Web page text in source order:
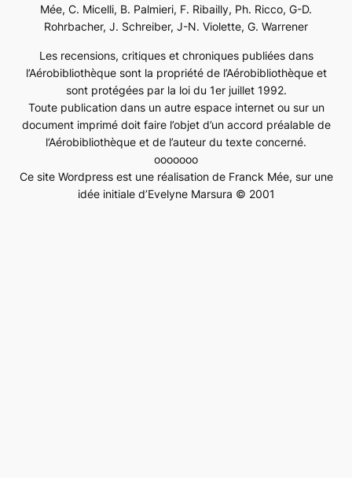
Mée, C. Micelli, B. Palmieri, F. Ribailly, Ph. Ricco, G-D.
Rohrbacher, J. Schreiber, J-N. Violette, G. Warrener
Les recensions, critiques et chroniques publiées dans
l’Aérobibliothèque sont la propriété de l’Aérobibliothèque et
sont protégées par la loi du 1er juillet 1992.
Toute publication dans un autre espace internet ou sur un
document imprimé doit faire l’objet d’un accord préalable de
l’Aérobibliothèque et de l’auteur du texte concerné.
ooooooo
Ce site Wordpress est une réalisation de Franck Mée, sur une
idée initiale d’Evelyne Marsura © 2001